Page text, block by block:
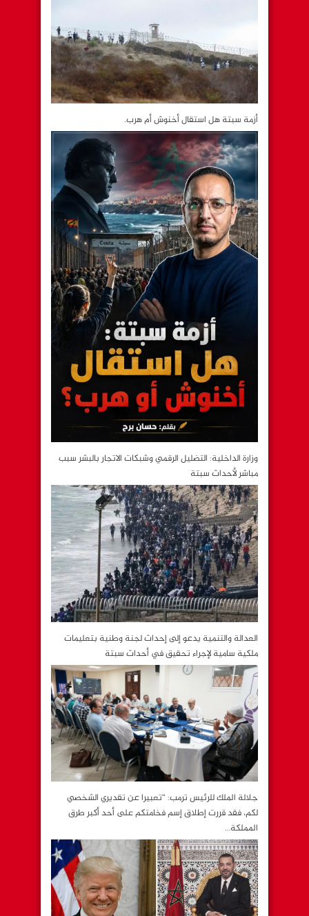
أزمة سبتة هل استقال أخنوش أم هرب.
وزارة الداخلية: التضليل الرقمي وشبكات الاتجار بالبشر سبب
مباشر لأحداث سبتة
العدالة والتنمية يدعو إلى إحداث لجنة وطنية بتعليمات
ملكية سامية لإجراء تحقيق في أحداث سبتة
جلالة الملك للرئيس ترمب: “تعبيرا عن تقديري الشخصي
لكم، فقد قررت إطلاق إسم فخامتكم على أحد أكبر طرق
المملكة…